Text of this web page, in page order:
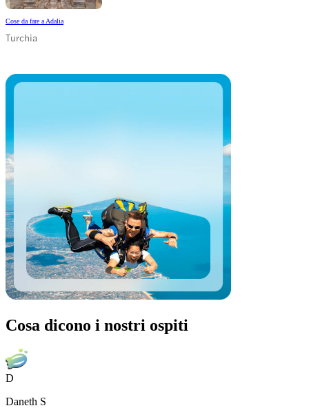
Cose da fare a Adalia
Turchia
Cosa dicono i nostri ospiti
D
Daneth S